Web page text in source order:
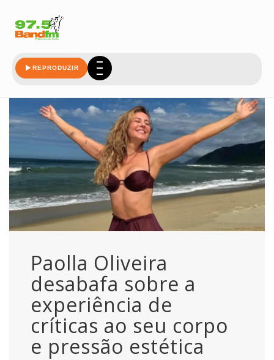
REPRODUZIR
Paolla Oliveira
desabafa sobre a
experiência de
críticas ao seu corpo
e pressão estética